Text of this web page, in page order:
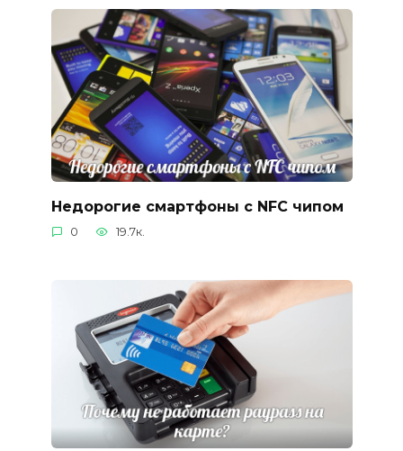
Недорогие смартфоны с NFC чипом
0 19.7к.